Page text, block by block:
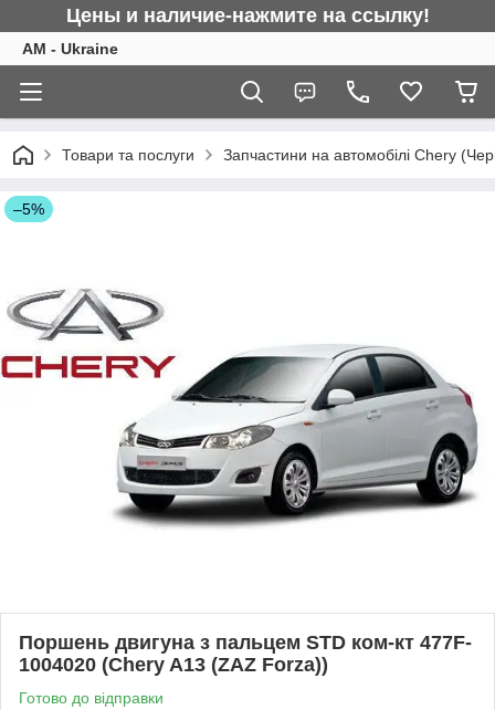
Цены и наличие-нажмите на ссылку!
AM - Ukraine
Товари та послуги Запчастини на автомобілі Chery
–5%
Поршень двигуна з пальцем STD ком-кт 477F-
1004020 (Chery A13 (ZAZ Forza))
Готово до відправки